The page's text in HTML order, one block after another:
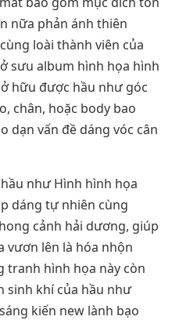
nữa phản ánh thiên
loài thành viên của
sưu album hình họa hình
hữu được hầu như góc
chân, hoặc body bao
dạn vấn đề dáng vóc cân
như Hình hình họa
dáng tự nhiên cùng
cảnh hải dương, giúp
vươn lên là hóa nhộn
tranh hình họa này còn
sinh khí của hầu như
kiến new lành bạo